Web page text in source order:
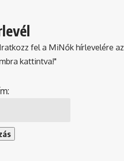
fel a MiNők hírlevelére az
kattintva!"